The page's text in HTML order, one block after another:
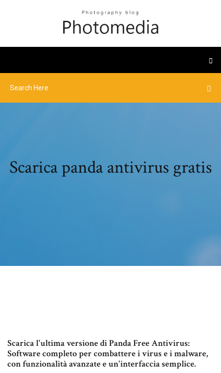
Scarica panda antivirus gratis
Scarica l'ultima versione di Panda Free Antivirus:
Software completo per combattere i virus e i malware,
con funzionalità avanzate e un'interfaccia semplice.